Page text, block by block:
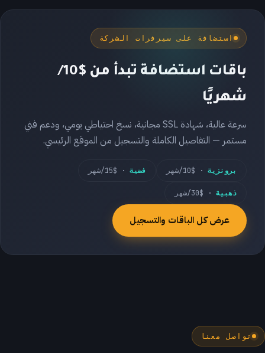
استضافة على سيرفرات الشركة
باقات استضافة تبدأ من $10/
شهريًا
سرعة عالية، شهادة SSL مجانية، نسخ احتياطي يومي، ودعم فني
مستمر — التفاصيل الكاملة والتسجيل من الموقع الرئيسي.
برونزية · $10/شهر فضية · $15/شهر
ذهبية · $30/شهر
عرض كل الباقات والتسجيل
تواصل معنا